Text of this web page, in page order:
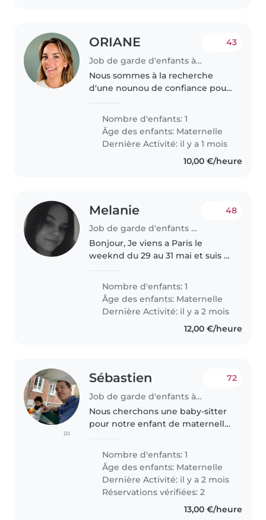
ORIANE
Job de garde d'enfants à Puteaux
43
Nous sommes à la recherche
d'une nounou de confiance pour
les mercredis. Antoine est un
petit garçon joyeux, curieux,..
Nombre d'enfants: 1
Âge des enfants: Maternelle
Dernière Activité: il y a 1 mois
10,00 €/heure
Melanie
Job de garde d'enfants à Puteaux
48
Bonjour, Je viens a Paris le
weeknd du 29 au 31 mai et suis a
pour le samedi 30 mai car je vais
a un concert. Ma fille a 4 ans, elle
est affecteuse,..
Nombre d'enfants: 1
Âge des enfants: Maternelle
Dernière Activité: il y a 2 mois
12,00 €/heure
(2)
Sébastien
Job de garde d'enfants à Puteaux
72
Nous cherchons une baby-sitter
pour notre enfant de maternelle,
sportif. Il adore jouer et s'amuser,
donc une personne dynamique
et patiente serait idéale...
Nombre d'enfants: 1
Âge des enfants: Maternelle
Dernière Activité: il y a 2 mois
Réservations vérifiées: 2
13,00 €/heure